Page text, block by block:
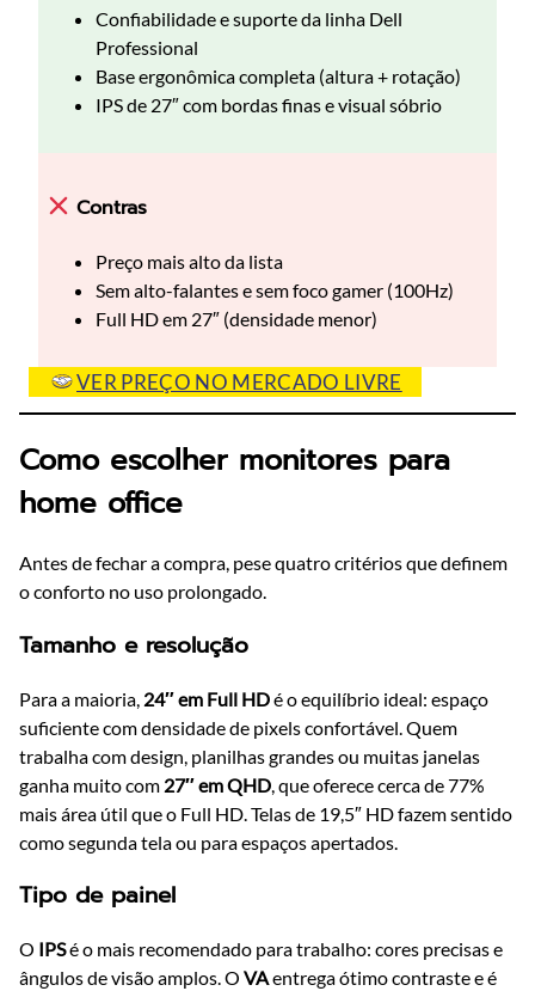
Confiabilidade e suporte da linha Dell
Professional
Base ergonômica completa (altura + rotação)
IPS de 27″ com bordas finas e visual sóbrio
Contras
Preço mais alto da lista
Sem alto-falantes e sem foco gamer (100Hz)
Full HD em 27″ (densidade menor)
VER PREÇO NO MERCADO LIVRE
Como escolher monitores para
home office
Antes de fechar a compra, pese quatro critérios que definem
o conforto no uso prolongado.
Tamanho e resolução
Para a maioria, 24″ em Full HDé o equilíbrio ideal: espaço
suficiente com densidade de pixels confortável. Quem
trabalha com design, planilhas grandes ou muitas janelas
ganha muito com 27″ em QHD , que oferece cerca de 77%
mais área útil que o Full HD. Telas de 19,5″ HD fazem sentido
como segunda tela ou para espaços apertados.
Tipo de painel
O IPSé o mais recomendado para trabalho: cores precisas e
ângulos de visão amplos. O VAentrega ótimo contraste e é